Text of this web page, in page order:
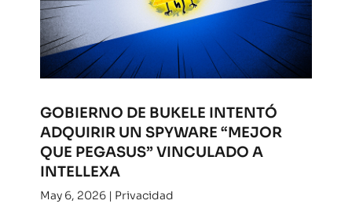
GOBIERNO DE BUKELE INTENTÓ
ADQUIRIR UN SPYWARE “MEJOR
QUE PEGASUS” VINCULADO A
INTELLEXA
May 6, 2026| Privacidad